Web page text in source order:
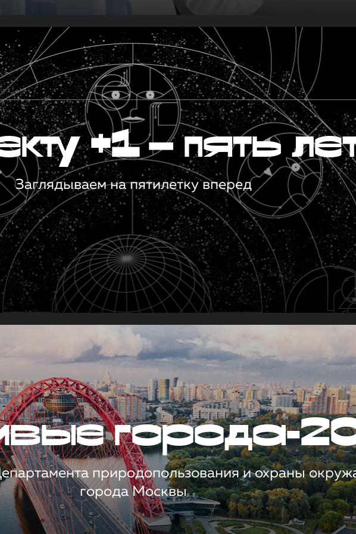
+1 — пять
Заглядываем на пятилетку вперед
города-
природопользования и охраны
города Москвы